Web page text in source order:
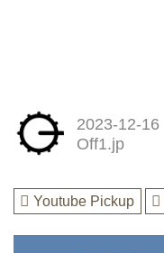
2023-12-16
Off1.jp
Youtube Pickup